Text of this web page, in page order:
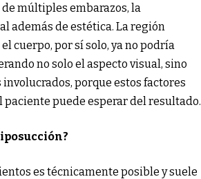
múltiples embarazos, la
además de estética. La región
cuerpo, por sí solo, ya no podría
no solo el aspecto visual, sino
porque estos factores
puede esperar del resultado.
es técnicamente posible y suele